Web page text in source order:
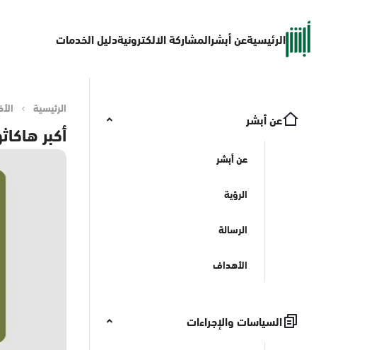
الرئيسيةعن أبشرالمشاركة الالكترونيةدليل الخدمات
عن أبشر
عن أبشر
الرؤية
الرسالة
الأهداف
السياسات والإجراءات
الرئيسية
أكبر